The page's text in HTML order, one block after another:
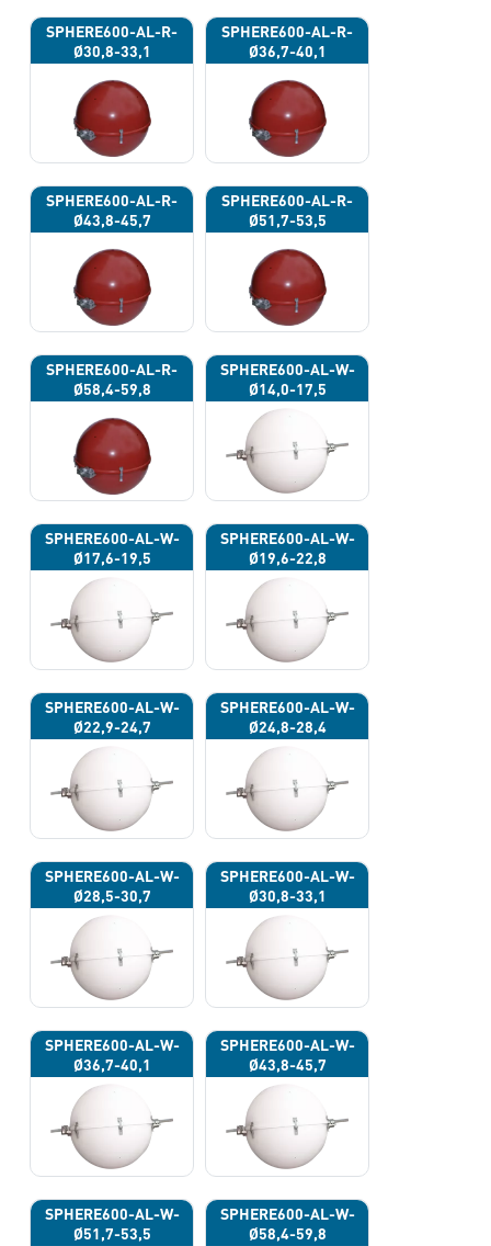
SPHERE600-AL-R-
Ø30,8-33,1
SPHERE600-AL-R-
Ø36,7-40,1
SPHERE600-AL-R-
Ø43,8-45,7
SPHERE600-AL-R-
Ø51,7-53,5
SPHERE600-AL-R-
Ø58,4-59,8
SPHERE600-AL-W-
Ø14,0-17,5
SPHERE600-AL-W-
Ø17,6-19,5
SPHERE600-AL-W-
Ø19,6-22,8
SPHERE600-AL-W-
Ø22,9-24,7
SPHERE600-AL-W-
Ø24,8-28,4
SPHERE600-AL-W-
Ø28,5-30,7
SPHERE600-AL-W-
Ø30,8-33,1
SPHERE600-AL-W-
Ø36,7-40,1
SPHERE600-AL-W-
Ø43,8-45,7
SPHERE600-AL-W-
Ø51,7-53,5
SPHERE600-AL-W-
Ø58,4-59,8